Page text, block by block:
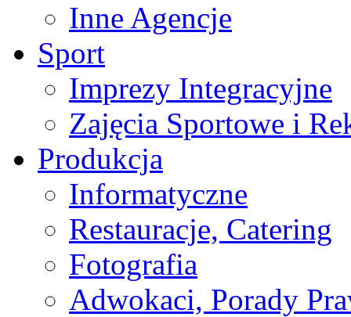
Inne Agencje
Sport
Imprezy Integracyjne
Zajęcia Sportowe i
Produkcja
Informatyczne
Restauracje, Catering
Fotografia
Adwokaci, Porady